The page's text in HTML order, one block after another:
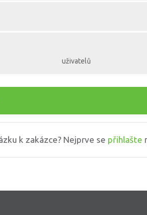
uživatelů
k zakázce? Nejprve se přihlašte